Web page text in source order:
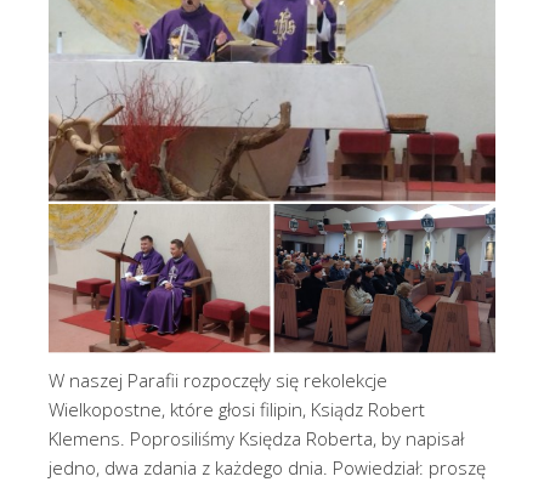
W naszej Parafii rozpoczęły się rekolekcje
Wielkopostne, które głosi filipin, Ksiądz Robert
Klemens. Poprosiliśmy Księdza Roberta, by napisał
jedno, dwa zdania z każdego dnia. Powiedział: proszę